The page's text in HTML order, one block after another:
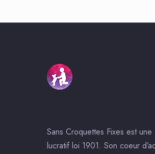
Sans Croquettes Fixes est
lucratif loi 1901. Son coeur